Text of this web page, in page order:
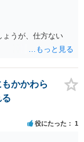
ょうが、仕方ない
かかわら
役にたった 1